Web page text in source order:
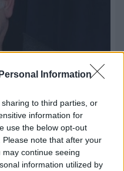
Information
to third parties, or
information for
use the below opt-out
note that after your
continue seeing
information utilized by
στην
υγείας» –
του